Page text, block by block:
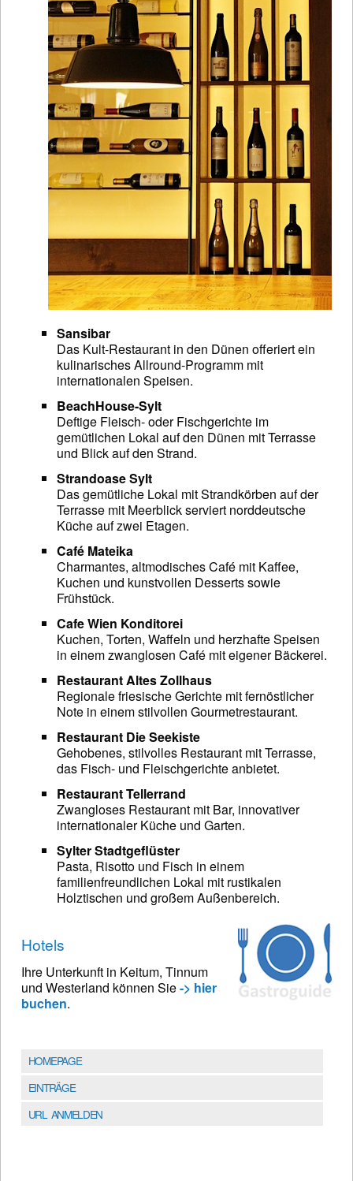
Sansibar
Das Kult-Restaurant in den Dünen offeriert ein
kulinarisches Allround-Programm mit
internationalen Speisen.
BeachHouse-Sylt
Deftige Fleisch- oder Fischgerichte im
gemütlichen Lokal auf den Dünen mit Terrasse
und Blick auf den Strand.
Strandoase Sylt
Das gemütliche Lokal mit Strandkörben auf der
Terrasse mit Meerblick serviert norddeutsche
Küche auf zwei Etagen.
Café Mateika
Charmantes, altmodisches Café mit Kaffee,
Kuchen und kunstvollen Desserts sowie
Frühstück.
Cafe Wien Konditorei
Kuchen, Torten, Waffeln und herzhafte Speisen
in einem zwanglosen Café mit eigener Bäckerei.
Restaurant Altes Zollhaus
Regionale friesische Gerichte mit fernöstlicher
Note in einem stilvollen Gourmetrestaurant.
Restaurant Die Seekiste
Gehobenes, stilvolles Restaurant mit Terrasse,
das Fisch- und Fleischgerichte anbietet.
Restaurant Tellerrand
Zwangloses Restaurant mit Bar, innovativer
internationaler Küche und Garten.
Sylter Stadtgeflüster
Pasta, Risotto und Fisch in einem
familienfreundlichen Lokal mit rustikalen
Holztischen und großem Außenbereich.
Hotels
Ihre Unterkunft in Keitum, Tinnum
und Westerland können Sie-> hier
buchen.
HOMEPAGE
EINTRÄGE
URL ANMELDEN